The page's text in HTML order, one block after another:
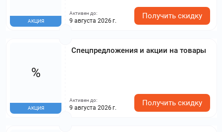
АКЦИЯ
Активен до:
9 августа 2026 г.
Получить скидку
Спецпредложения и акции на товары
%
АКЦИЯ
Активен до:
9 августа 2026 г.
Получить скидку